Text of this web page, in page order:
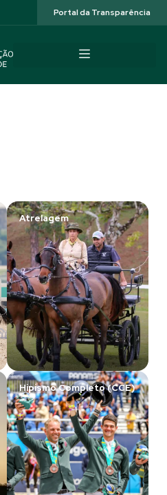
Portal da Transparência
Atrelagem
Hipismo Completo (CCE)